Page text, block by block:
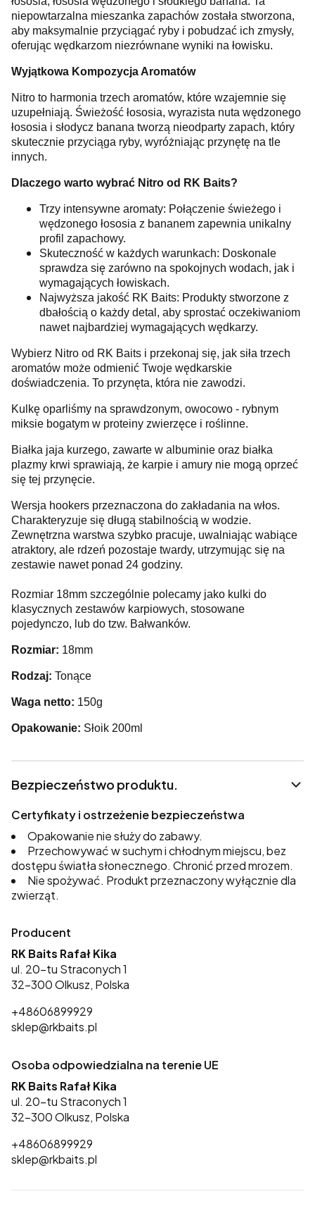
niepowtarzalna mieszanka zapachów została stworzona,
aby maksymalnie przyciągać ryby i pobudzać ich zmysły,
oferując wędkarzom niezrównane wyniki na łowisku.
Wyjątkowa Kompozycja Aromatów
Nitro to harmonia trzech aromatów, które wzajemnie się
uzupełniają. Świeżość łososia, wyrazista nuta wędzonego
łososia i słodycz banana tworzą nieodparty zapach, który
skutecznie przyciąga ryby, wyróżniając przynętę na tle
innych.
Dlaczego warto wybrać Nitro od RK Baits?
Trzy intensywne aromaty: Połączenie świeżego i
wędzonego łososia z bananem zapewnia unikalny
profil zapachowy.
Skuteczność w każdych warunkach: Doskonale
sprawdza się zarówno na spokojnych wodach, jak i
wymagających łowiskach.
Najwyższa jakość RK Baits: Produkty stworzone z
dbałością o każdy detal, aby sprostać oczekiwaniom
nawet najbardziej wymagających wędkarzy.
Wybierz Nitro od RK Baits i przekonaj się, jak siła trzech
aromatów może odmienić Twoje wędkarskie
doświadczenia. To przynęta, która nie zawodzi.
Kulkę oparliśmy na sprawdzonym, owocowo - rybnym
miksie bogatym w proteiny zwierzęce i roślinne.
Białka jaja kurzego, zawarte w albuminie oraz białka
plazmy krwi sprawiają, że karpie i amury nie mogą oprzeć
się tej przynęcie.
Wersja hookers przeznaczona do zakładania na włos.
Charakteryzuje się długą stabilnością w wodzie.
Zewnętrzna warstwa szybko pracuje, uwalniając wabiące
atraktory, ale rdzeń pozostaje twardy, utrzymując się na
zestawie nawet ponad 24 godziny.
Rozmiar 18mm szczególnie polecamy jako kulki do
klasycznych zestawów karpiowych, stosowane
pojedynczo, lub do tzw. Bałwanków.
Rozmiar: 18mm
Rodzaj: Tonące
Waga netto: 150g
Opakowanie: Słoik 200ml
Bezpieczeństwo produktu.
Certyfikaty i ostrzeżenie bezpieczeństwa
Opakowanie nie służy do zabawy.
Przechowywać w suchym i chłodnym miejscu, bez
dostępu światła słonecznego. Chronić przed mrozem.
Nie spożywać. Produkt przeznaczony wyłącznie dla
zwierząt.
Producent
RK Baits Rafał Kika
ul. 20-tu Straconych 1
32-300 Olkusz, Polska
+48606899929
sklep@rkbaits.pl
Osoba odpowiedzialna na terenie UE
RK Baits Rafał Kika
ul. 20-tu Straconych 1
32-300 Olkusz, Polska
+48606899929
sklep@rkbaits.pl